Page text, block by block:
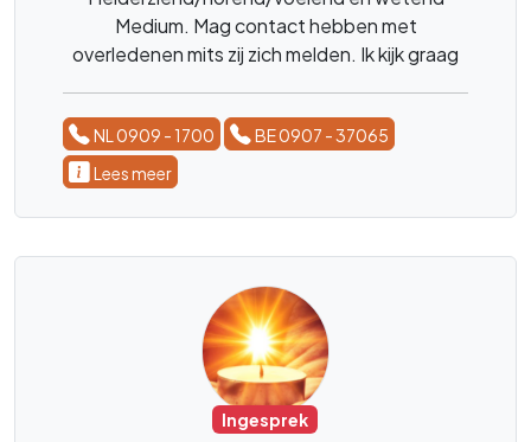
Medium. Mag contact hebben met
overledenen mits zij zich melden. Ik kijk graag
NL 0909 - 1700
BE 0907 - 37065
Lees meer
Ingesprek